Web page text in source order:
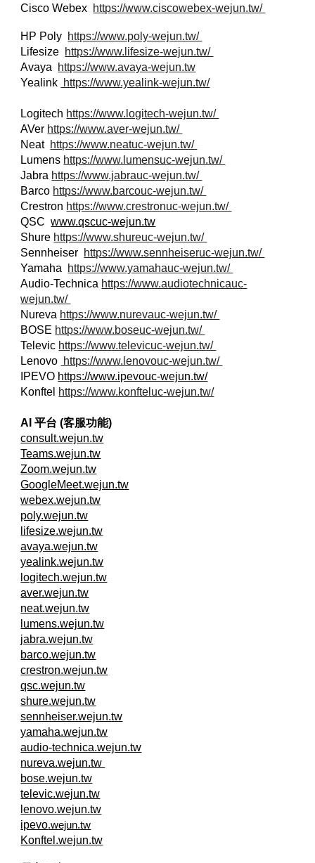
Cisco Webex https://www.ciscowebex-wejun.tw/
HP Poly https://www.poly-wejun.tw/
Lifesize https://www.lifesize-wejun.tw/
Avaya https://www.avaya-wejun.tw
Yealink https://www.yealink-wejun.tw/
Logitech https://www.logitech-wejun.tw/
AVer https://www.aver-wejun.tw/
Neat https://www.neatuc-wejun.tw/
Lumens https://www.lumensuc-wejun.tw/
Jabra https://www.jabrauc-wejun.tw/
Barco https://www.barcouc-wejun.tw/
Crestron https://www.crestronuc-wejun.tw/
QSCwww.qscuc-wejun.tw
Shure https://www.shureuc-wejun.tw/
Sennheiser https://www.sennheiseruc-wejun.tw/
Yamaha https://www.yamahauc-wejun.tw/
Audio-Technica https://www.audiotechnicauc-
wejun.tw/
Nureva https://www.nurevauc-wejun.tw/
BOSE https://www.boseuc-wejun.tw/
Televic https://www.televicuc-wejun.tw/
Lenovo https://www.lenovouc-wejun.tw/
IPEVO https://www.ipevouc-wejun.tw/
Konftel https://www.konfteluc-wejun.tw/
AI 平台 (客服功能)
consult.wejun.tw
Teams.wejun.tw
Zoom.wejun.tw
GoogleMeet.wejun.tw
webex.wejun.tw
poly.wejun.tw
lifesize.wejun.tw
avaya.wejun.tw
yealink.wejun.tw
logitech.wejun.tw
aver.wejun.tw
neat.wejun.tw
lumens.wejun.tw
jabra.wejun.tw
barco.wejun.tw
crestron.wejun.tw
qsc.wejun.tw
shure.wejun.tw
sennheiser.wejun.tw
yamaha.wejun.tw
audio-technica.wejun.tw
nureva.wejun.tw
bose.wejun.tw
televic.wejun.tw
lenovo.wejun.tw
ipevo.wejun.tw
Konftel.wejun.tw